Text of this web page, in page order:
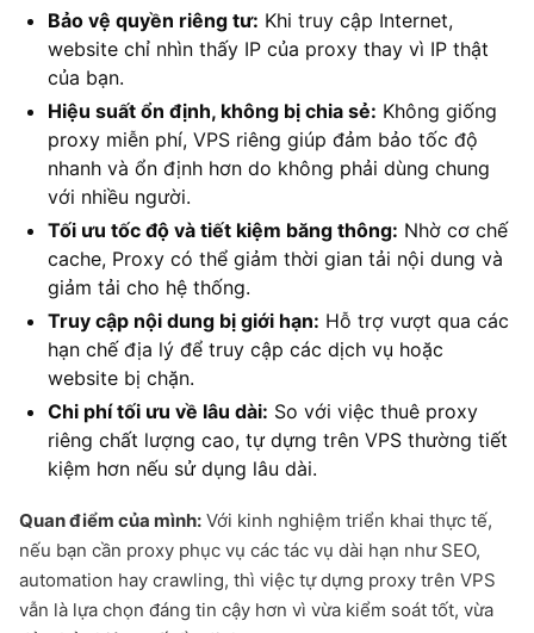
Bảo vệ quyền riêng tư: Khi truy cập Internet,
website chỉ nhìn thấy IP của proxy thay vì IP thật
của bạn.
Hiệu suất ổn định, không bị chia sẻ: Không giống
proxy miễn phí, VPS riêng giúp đảm bảo tốc độ
nhanh và ổn định hơn do không phải dùng chung
với nhiều người.
Tối ưu tốc độ và tiết kiệm băng thông: Nhờ cơ chế
cache, Proxy có thể giảm thời gian tải nội dung và
giảm tải cho hệ thống.
Truy cập nội dung bị giới hạn: Hỗ trợ vượt qua các
hạn chế địa lý để truy cập các dịch vụ hoặc
website bị chặn.
Chi phí tối ưu về lâu dài: So với việc thuê proxy
riêng chất lượng cao, tự dựng trên VPS thường tiết
kiệm hơn nếu sử dụng lâu dài.
Quan điểm của mình: Với kinh nghiệm triển khai thực tế,
nếu bạn cần proxy phục vụ các tác vụ dài hạn như SEO,
automation hay crawling, thì việc tự dựng proxy trên VPS
vẫn là lựa chọn đáng tin cậy hơn vì vừa kiểm soát tốt, vừa